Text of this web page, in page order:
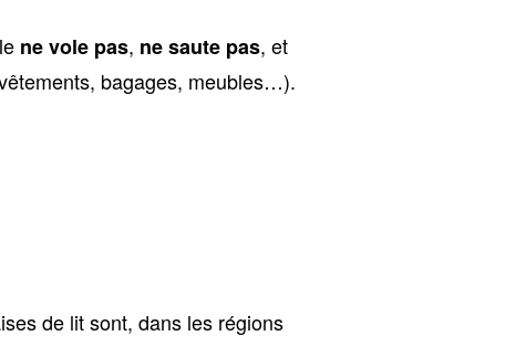
ne vole pas, ne saute pas, et
bagages, meubles…).
de lit sont, dans les régions